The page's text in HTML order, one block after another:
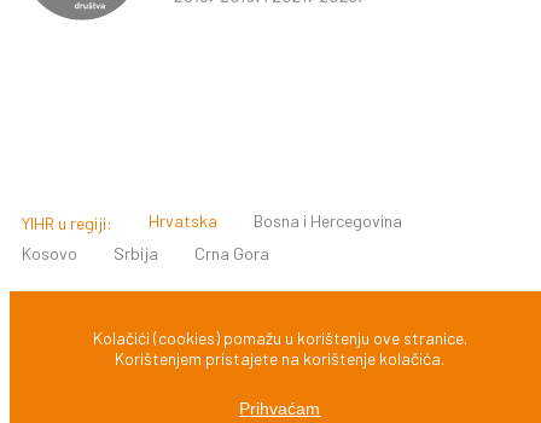
YIHR u regiji: Hrvatska
Bosna i Hercegovina
Kosovo
Srbija Crna Gora
© 2022 INICIJATIVA MLADIH ZA LJUDSKA PRAVA, ZAGREB,
Zadruga Slobodna domena
Kolačići (cookies) pomažu u korištenju ove stranice.
Korištenjem pristajete na korištenje kolačića.
Prihvaćam